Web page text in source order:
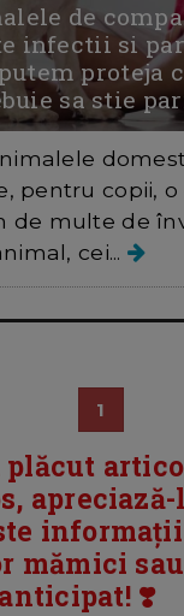
de
infectii si
proteja
sa stie
pentru copii,
de multe de
cei...
1
plăcut
mămici
❣️